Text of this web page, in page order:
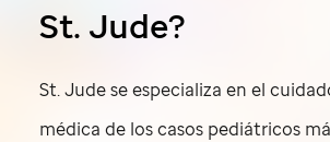
St. Jude?
St. Judese especializa en el
médica de los casos pediátricos